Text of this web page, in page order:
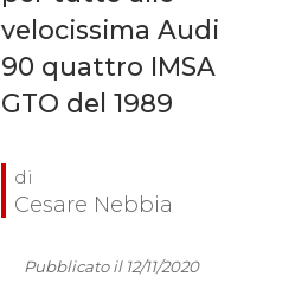
velocissima Audi
90 quattro IMSA
GTO del 1989
Cesare Nebbia
Pubblicato il 12/11/2020